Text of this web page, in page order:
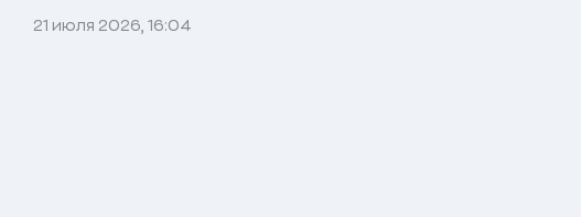
21 июля 2026, 16:04